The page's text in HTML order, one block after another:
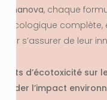
, chaque
complète,
s’assurer de leur
d’écotoxicité sur
l’impact